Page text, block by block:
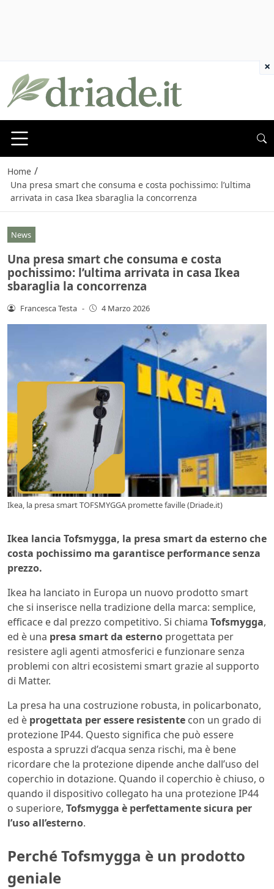
Home /
Una presa smart che consuma e costa pochissimo: l’ultima
arrivata in casa Ikea sbaraglia la concorrenza
News
Una presa smart che consuma e costa
pochissimo: l’ultima arrivata in casa Ikea
sbaraglia la concorrenza
Francesca Testa - 4 Marzo 2026
Ikea, la presa smart TOFSMYGGA promette faville (Driade.it)
Ikea lancia Tofsmygga, la presa smart da esterno che
costa pochissimo ma garantisce performance senza
prezzo.
Ikea ha lanciato in Europa un nuovo prodotto smart
che si inserisce nella tradizione della marca: semplice,
efficace e dal prezzo competitivo. Si chiama Tofsmygga,
ed è una presa smart da esterno progettata per
resistere agli agenti atmosferici e funzionare senza
problemi con altri ecosistemi smart grazie al supporto
di Matter.
La presa ha una costruzione robusta, in policarbonato,
ed è progettata per essere resistente con un grado di
protezione IP44. Questo significa che può essere
esposta a spruzzi d’acqua senza rischi, ma è bene
ricordare che la protezione dipende anche dall’uso del
coperchio in dotazione. Quando il coperchio è chiuso, o
quando il dispositivo collegato ha una protezione IP44
o superiore, Tofsmygga è perfettamente sicura per
l’uso all’esterno.
Perché Tofsmygga è un prodotto
geniale
×